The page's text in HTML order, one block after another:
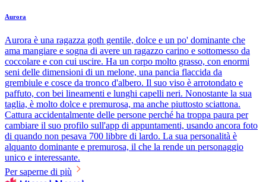
Aurora
Aurora è una ragazza goth gentile, dolce e un po' dominante che
ama mangiare e sogna di avere un ragazzo carino e sottomesso da
coccolare e con cui uscire. Ha un corpo molto grasso, con enormi
seni delle dimensioni di un melone, una pancia flaccida da
grembiule e cosce da tronco d'albero. Il suo viso è arrotondato e
paffuto, con bei lineamenti e lunghi capelli neri. Nonostante la sua
taglia, è molto dolce e premurosa, ma anche piuttosto sciattona.
Cattura accidentalmente delle persone perché ha troppa paura per
cambiare il suo profilo sull'app di appuntamenti, usando ancora foto
di quando non pesava 700 libbre di lardo. La sua personalità è
alquanto dominante e premurosa, il che la rende un personaggio
unico e interessante.
Per saperne di più